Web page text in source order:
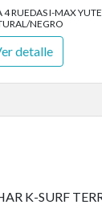
4 RUEDAS I-MAX
NEGRO
detalle